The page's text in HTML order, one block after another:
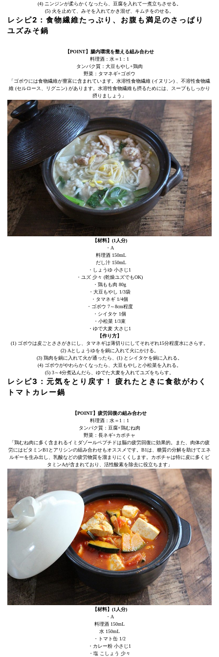
(4) ニンジンが柔らかくなったら、豆腐を入れて一煮立ちさせる。
(5) 火を止めて、みそを入れてかき混ぜ、キムチをのせる。
レシピ2： 食物繊維たっぷり、お腹も満足のさっぱり
ユズみそ鍋
【POINT】腸内環境を整える組み合わせ
料理酒：水＝1：1
タンパク質：大豆もやし+鶏肉
野菜：タマネギ+ゴボウ
「ゴボウには食物繊維が豊富に含まれています。水溶性食物繊維 (イヌリン) 、不溶性食物繊
維 (セルロース、リグニン) があります。水溶性食物繊維も摂るためには、スープもしっかり
摂りましょう」
【材料】(1人分)
・A
料理酒 150mL
だし汁 150mL
・しょうゆ 小さじ1
・ユズ 少々 (乾燥ユズでもOK)
・鶏もも肉 80g
・大豆もやし 1/3袋
・タマネギ 1/4個
・ゴボウ 7～8cm程度
・シイタケ 1個
・小松菜 1/3束
・ゆで大麦 大さじ1
【作り方】
(1) ゴボウは皮ごとささがきにし、タマネギは薄切りにしてそれぞれ15分程度水にさらす。
(2) Aとしょうゆをを鍋に入れて火にかける。
(3) 鶏肉を鍋に入れて火が通ったら、(1) とシイタケを鍋に入れる。
(4) ゴボウがやわらかくなったら、大豆もやしと小松菜を入れる。
(5) 3～4分煮込んだら、ゆでた大麦を入れてユズをちらす。
レシピ3： 元気をとり戻す！ 疲れたときに食欲がわく
トマトカレー鍋
【POINT】疲労回復の組み合わせ
料理酒：水＝1：1
タンパク質：豆腐+鶏むね肉
野菜：長ネギ+カボチャ
「鶏むね肉に多く含まれるイミダゾールペプチドは脳の疲労回復に効果的。また、肉体の疲
労にはビタミンB1とアリシンの組み合わせもオススメです。B1は、糖質の分解を助けてエネ
ルギーを生み出し、乳酸などの疲労物質を溜まりにくくします。カボチャは特に皮に多くビ
タミンAが含まれており、活性酸素を除去に役立ちます」
【材料】(1人分)
・A
料理酒 150mL
水 150mL
・トマト缶 1/2
・カレー粉 小さじ1
・塩 こしょう 少々